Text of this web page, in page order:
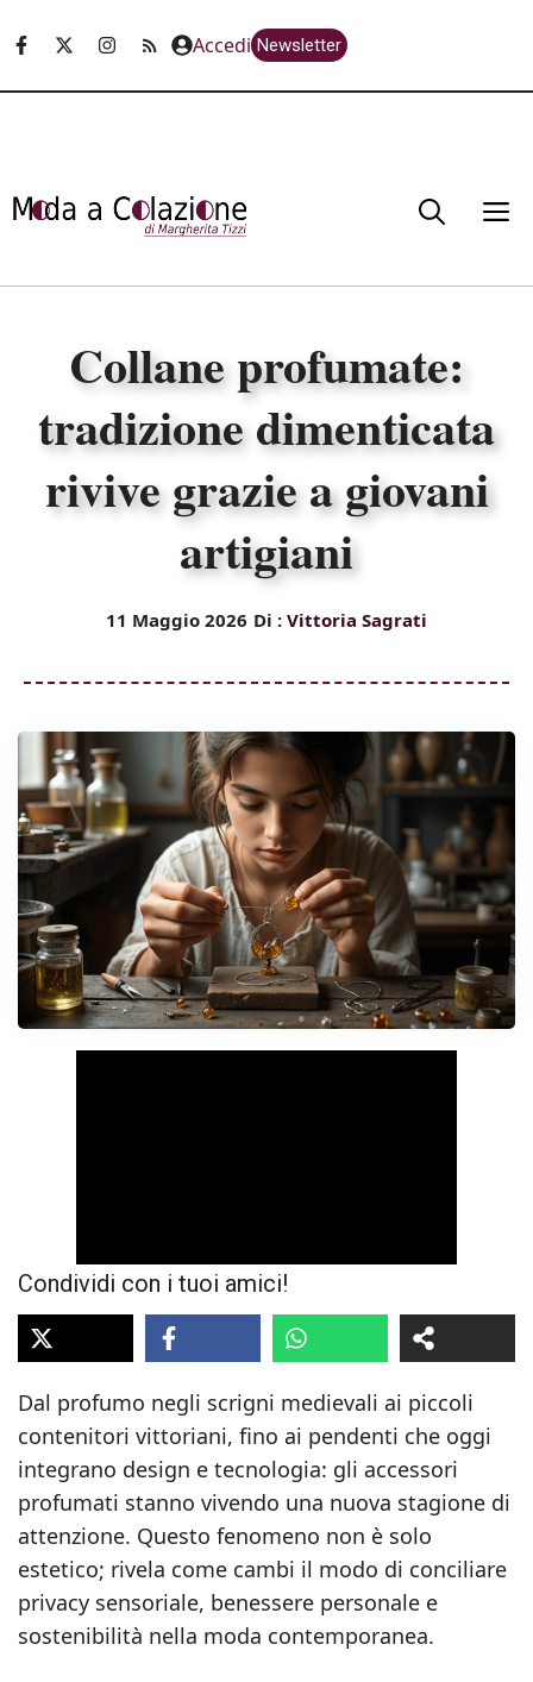
Accedi Newsletter
Collane profumate:
tradizione dimenticata
rivive grazie a giovani
artigiani
11 Maggio 2026 Di : Vittoria Sagrati
Condividi con i tuoi amici!
Dal profumo negli scrigni medievali ai piccoli
contenitori vittoriani, fino ai pendenti che oggi
integrano design e tecnologia: gli accessori
profumati stanno vivendo una nuova stagione di
attenzione. Questo fenomeno non è solo
estetico; rivela come cambi il modo di conciliare
privacy sensoriale, benessere personale e
sostenibilità nella moda contemporanea.